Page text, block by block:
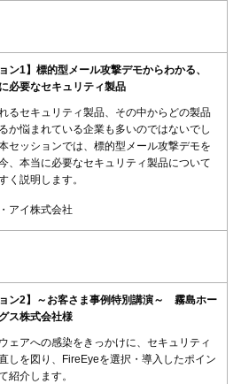
ン1】標的型メール攻撃デモからわかる、
必要なセキュリティ製品
るセキュリティ製品、その中からどの製品
か悩まれている企業も多いのではないでし
セッションでは、標的型メール攻撃デモを
、本当に必要なセキュリティ製品について
く説明します。
アイ株式会社
ョン2】～お客さま事例特別講演～ 霧島ホー
ス株式会社様
ェアへの感染をきっかけに、セキュリティ
しを図り、FireEyeを選択・導入したポイン
紹介します。